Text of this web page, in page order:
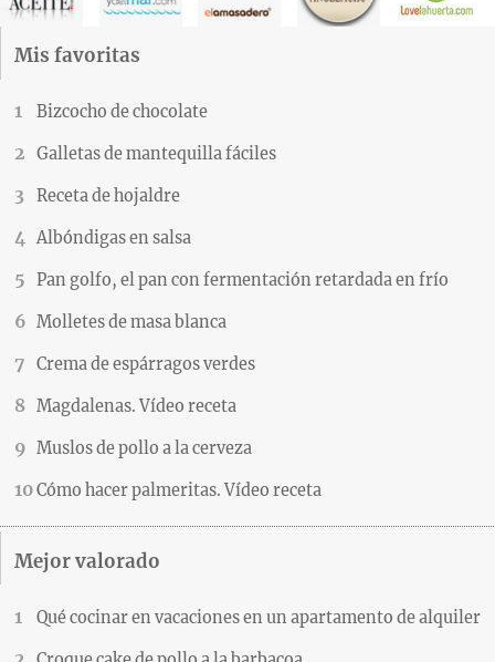
Mis favoritas
Bizcocho de chocolate
Galletas de mantequilla fáciles
Receta de hojaldre
Albóndigas en salsa
Pan golfo, el pan con fermentación retardada en frío
Molletes de masa blanca
Crema de espárragos verdes
Magdalenas. Vídeo receta
Muslos de pollo a la cerveza
Cómo hacer palmeritas. Vídeo receta
Mejor valorado
Qué cocinar en vacaciones en un apartamento de alquiler